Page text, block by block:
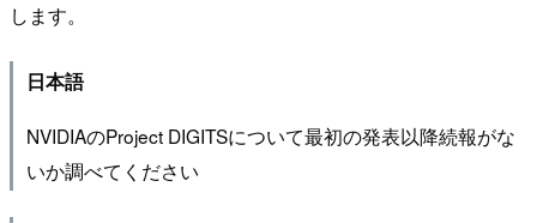
します。
日本語
NVIDIAのProject DIGITSについて最初の発表以降続報がな
いか調べてください